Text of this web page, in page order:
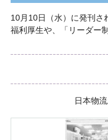
10月10日（水）に発刊さ
福利厚生や、「リーダー
日本物